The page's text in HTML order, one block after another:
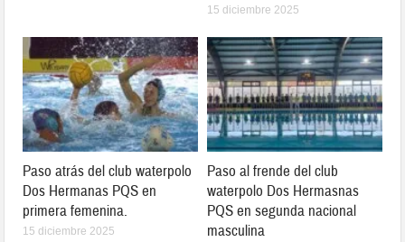
15 diciembre 2025
Paso atrás del club waterpolo
Dos Hermanas PQS en
primera femenina.
15 diciembre 2025
Paso al frende del club
waterpolo Dos Hermasnas
PQS en segunda nacional
masculina